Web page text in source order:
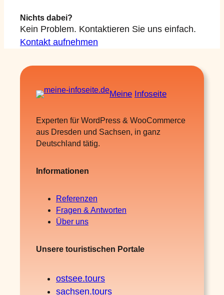
Nichts dabei?
Kein Problem. Kontaktieren Sie uns einfach.
Kontakt aufnehmen
Meine Infoseite
Experten für WordPress & WooCommerce
aus Dresden und Sachsen, in ganz
Deutschland tätig.
Informationen
Referenzen
Fragen & Antworten
Über uns
Unsere touristischen Portale
ostsee.tours
sachsen.tours